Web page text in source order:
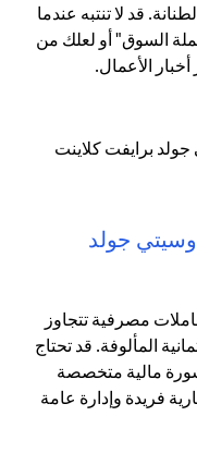
قد لا تنتبه عندما
السوق" أو لعلك من
الأعمال.
جولد
مصرفية تتجاوز
المألوفة. قد تحتاج
مالية متخصصة
فريدة وإدارة عامة